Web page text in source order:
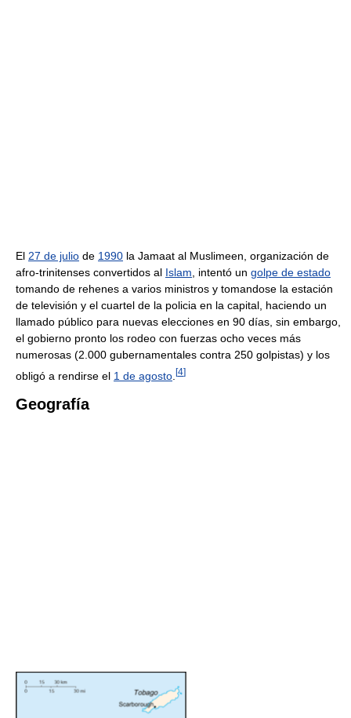
El 27 de julio de 1990 la Jamaat al Muslimeen, organización de
afro-trinitenses convertidos al Islam , intentó un golpe de estado
tomando de rehenes a varios ministros y tomandose la estación
de televisión y el cuartel de la policia en la capital, haciendo un
llamado público para nuevas elecciones en 90 días, sin embargo,
el gobierno pronto los rodeo con fuerzas ocho veces más
numerosas (2.000 gubernamentales contra 250 golpistas) y los
obligó a rendirse el 1 de agosto [4]
Geografía